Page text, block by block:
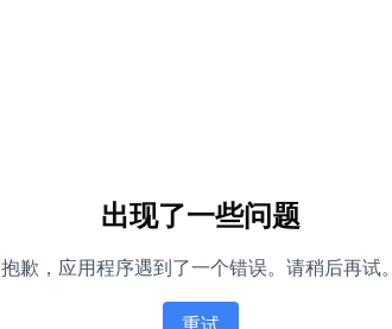
出现了一些问题
抱歉，应用程序遇到了一个错误。请稍后再试。
重试